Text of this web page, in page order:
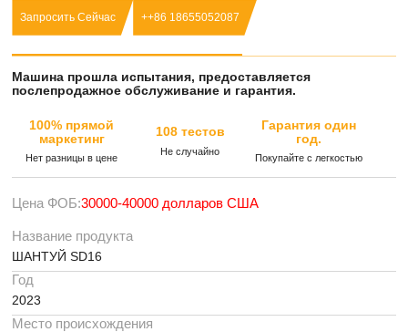
Запросить Сейчас ++86 18655052087
Машина прошла испытания, предоставляется
послепродажное обслуживание и гарантия.
100% прямой
маркетинг
Нет разницы в цене
108 тестов
Не случайно
Гарантия один
год.
Покупайте с легкостью
Цена ФОБ:30000-40000 долларов США
Название продукта
ШАНТУЙ SD16
Год
2023
Место происхождения